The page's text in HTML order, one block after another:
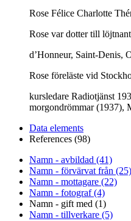
Rose Félice Charlotte
Rose var dotter till
d’Honneur, Saint-Denis,
Rose föreläste vid
kursledare Radiotjänst
morgondrömmar (1937),
Data elements
References (98)
Namn - avbildad (41)
Namn - förvärvat från (25)
Namn - mottagare (22)
Namn - fotograf (4)
Namn - gift med (1)
Namn - tillverkare (5)